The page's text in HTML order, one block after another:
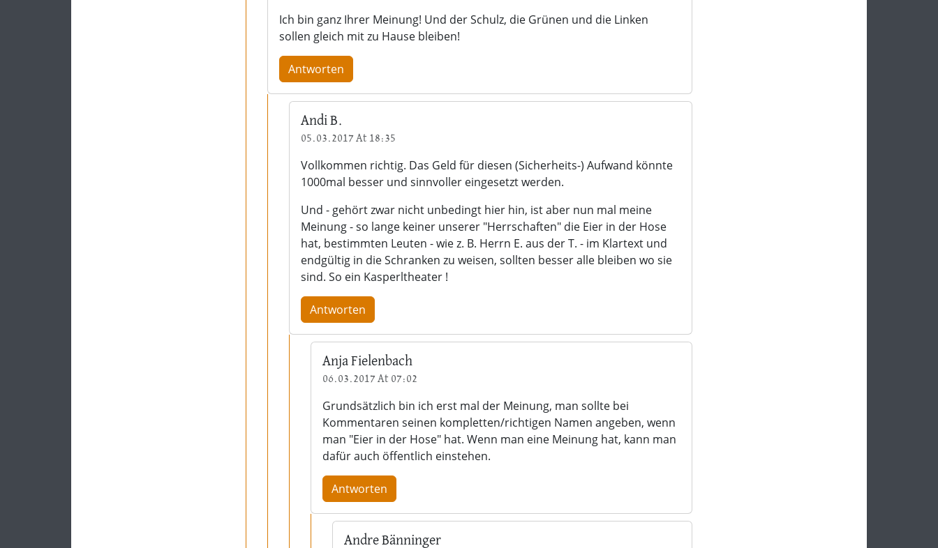
Ich bin ganz Ihrer Meinung! Und der Schulz, die Grünen und die Linken
sollen gleich mit zu Hause bleiben!
Antworten
Andi B.
05.03.2017 At 18:35
Vollkommen richtig. Das Geld für diesen (Sicherheits-) Aufwand könnte
1000mal besser und sinnvoller eingesetzt werden.
Und - gehört zwar nicht unbedingt hier hin, ist aber nun mal meine
Meinung - so lange keiner unserer "Herrschaften" die Eier in der Hose
hat, bestimmten Leuten - wie z. B. Herrn E. aus der T. - im Klartext und
endgültig in die Schranken zu weisen, sollten besser alle bleiben wo sie
sind. So ein Kasperltheater !
Antworten
Anja Fielenbach
06.03.2017 At 07:02
Grundsätzlich bin ich erst mal der Meinung, man sollte bei
Kommentaren seinen kompletten/richtigen Namen angeben, wenn
man "Eier in der Hose" hat. Wenn man eine Meinung hat, kann man
dafür auch öffentlich einstehen.
Antworten
Andre Bänninger